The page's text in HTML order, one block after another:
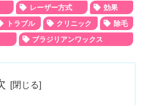
レーザー方式
効果
トラブル クリニック
除毛
ブラジリアンワックス